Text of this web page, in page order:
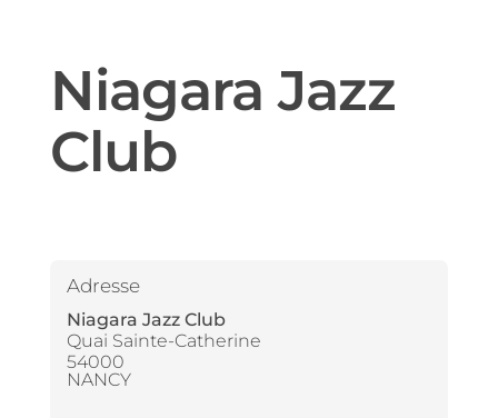
Niagara Jazz
Club
Adresse
Niagara Jazz Club
Quai Sainte-Catherine
54000
NANCY